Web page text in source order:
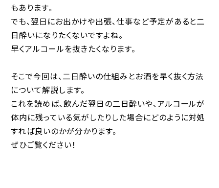
もあります。
でも、翌日にお出かけや出張、仕事など予定があると二
日酔いになりたくないですよね。
早くアルコールを抜きたくなります。
そこで今回は、二日酔いの仕組みとお酒を早く抜く方法
について解説します。
これを読めば、飲んだ翌日の二日酔いや、アルコールが
体内に残っている気がしたりした場合にどのように対処
すれば良いのかが分かります。
ぜひご覧ください！